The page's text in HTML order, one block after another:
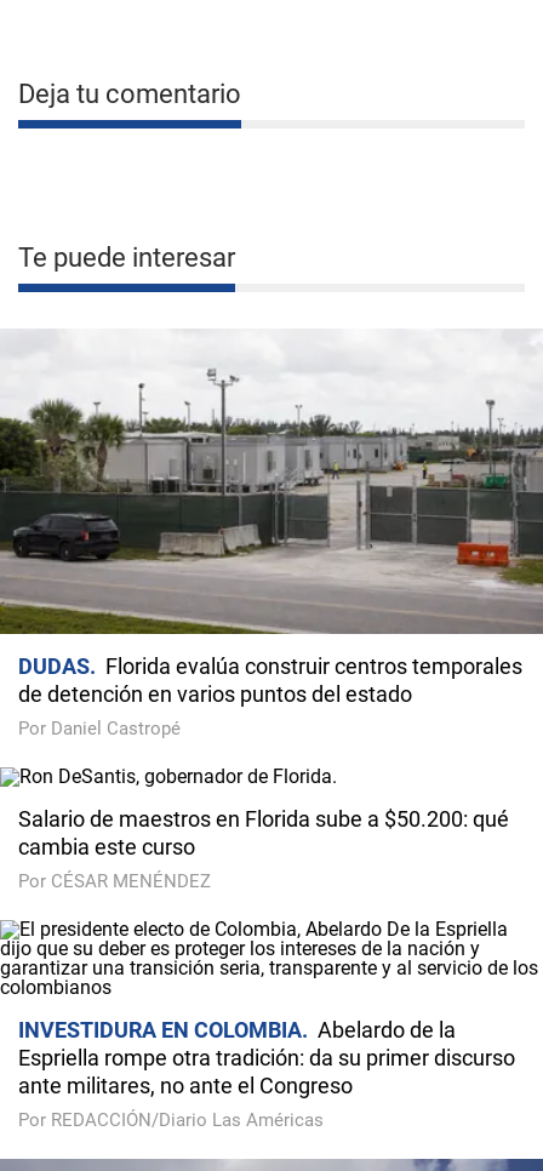
Deja tu comentario
Te puede interesar
DUDAS
Florida evalúa construir centros temporales
de detención en varios puntos del estado
Por Daniel Castropé
Salario de maestros en Florida sube a $50.200: qué
cambia este curso
Por CÉSAR MENÉNDEZ
INVESTIDURA EN COLOMBIA
Abelardo de la
Espriella rompe otra tradición: da su primer discurso
ante militares, no ante el Congreso
Por REDACCIÓN/Diario Las Américas